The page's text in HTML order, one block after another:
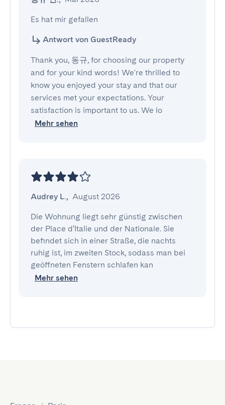
Es hat mir gefallen
Antwort von GuestReady
Thank you, 동규, for choosing our property
and for your kind words! We're thrilled to
know you enjoyed your stay and that our
services met your expectations. Your
satisfaction is important to us. We lo
Mehr sehen
Audrey L., August 2026
Die Wohnung liegt sehr günstig zwischen
der Place d’Italie und der Nationale. Sie
befindet sich in einer Straße, die nachts
ruhig ist, im zweiten Stock, sodass man bei
geöffneten Fenstern schlafen kan
Mehr sehen